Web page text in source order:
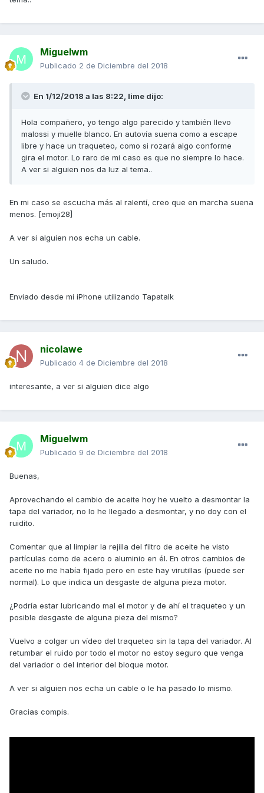
Miguelwm
Publicado 2 de Diciembre del 2018
En 1/12/2018 a las 8:22, lime dijo:
Hola compañero, yo tengo algo parecido y también llevo
malossi y muelle blanco. En autovía suena como a escape
libre y hace un traqueteo, como si rozará algo conforme
gira el motor. Lo raro de mi caso es que no siempre lo hace.
A ver si alguien nos da luz al tema..
En mi caso se escucha más al ralentí, creo que en marcha suena
menos. [emoji28]
A ver si alguien nos echa un cable.
Un saludo.
Enviado desde mi iPhone utilizando Tapatalk
nicolawe
Publicado 4 de Diciembre del 2018
interesante, a ver si alguien dice algo
Miguelwm
Publicado 9 de Diciembre del 2018
Buenas,
Aprovechando el cambio de aceite hoy he vuelto a desmontar la
tapa del variador, no lo he llegado a desmontar, y no doy con el
ruidito.
Comentar que al limpiar la rejilla del filtro de aceite he visto
partículas como de acero o aluminio en él. En otros cambios de
aceite no me había fijado pero en este hay virutillas (puede ser
normal). Lo que indica un desgaste de alguna pieza motor.
¿Podría estar lubricando mal el motor y de ahí el traqueteo y un
posible desgaste de alguna pieza del mismo?
Vuelvo a colgar un vídeo del traqueteo sin la tapa del variador. Al
retumbar el ruido por todo el motor no estoy seguro que venga
del variador o del interior del bloque motor.
A ver si alguien nos echa un cable o le ha pasado lo mismo.
Gracias compis.